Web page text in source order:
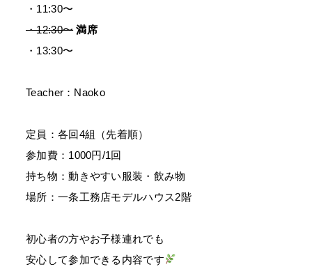
・11:30〜
・12:30〜 満席
・13:30〜
Teacher：Naoko
定員：各回4組（先着順）
参加費：1000円/1回
持ち物：動きやすい服装・飲み物
場所：一条工務店モデルハウス2階
初心者の方やお子様連れでも
安心して参加できる内容です